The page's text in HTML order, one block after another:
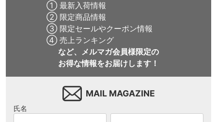
① 最新入荷情報
② 限定商品情報
③ 限定セールやクーポン情報
④ 売上ランキング
など、メルマガ会員様限定の
お得な情報をお届けします！
MAIL MAGAZINE
氏名